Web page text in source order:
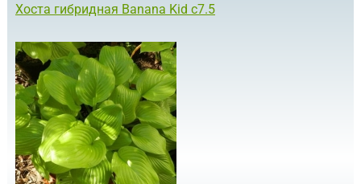
Хоста гибридная Banana Kid с7.5